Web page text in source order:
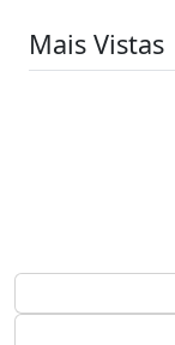
Mais Vistas